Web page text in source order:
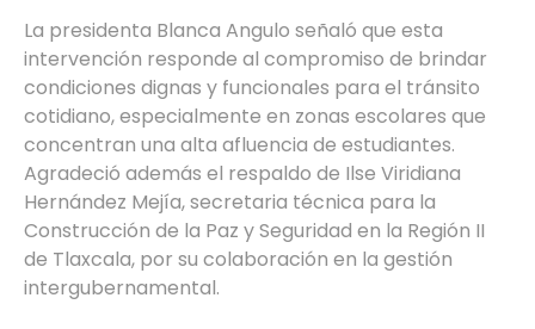
La presidenta Blanca Angulo señaló que esta
intervención responde al compromiso de brindar
condiciones dignas y funcionales para el tránsito
cotidiano, especialmente en zonas escolares que
concentran una alta afluencia de estudiantes.
Agradeció además el respaldo de Ilse Viridiana
Hernández Mejía, secretaria técnica para la
Construcción de la Paz y Seguridad en la Región II
de Tlaxcala, por su colaboración en la gestión
intergubernamental.